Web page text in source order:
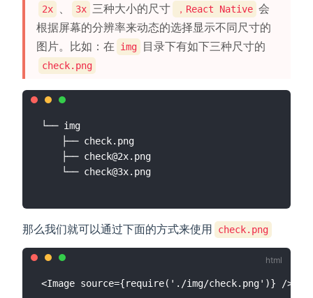
2x 3x 三种大小的尺寸 ，React Native 会
根据屏幕的分辨率来动态的选择显示不同尺寸的
图片。比如：在
img 目录下有如下三种尺寸的
check.png
└── img
    ├── check.png
    ├── check@2x.png
那么我们就可以通过下面的方式来使用 check.png